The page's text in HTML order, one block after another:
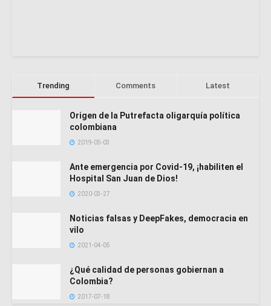
Trending Comments Latest
Origen de la Putrefacta oligarquía política
colombiana
2019-05-03
Ante emergencia por Covid-19, ¡habiliten el
Hospital San Juan de Dios!
2020-03-27
Noticias falsas y DeepFakes, democracia en
vilo
2021-04-05
¿Qué calidad de personas gobiernan a
Colombia?
2017-07-18